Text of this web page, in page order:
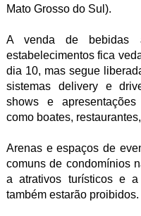
Mato Grosso do Sul).
A venda de bebidas
estabelecimentos fica
dia 10, mas segue
sistemas delivery e
shows e
como boates,
Arenas e espaços de
comuns de condomínios
a atrativos turísticos e
também estarão proibidos.